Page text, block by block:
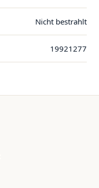
Nicht bestrahlt
19921277